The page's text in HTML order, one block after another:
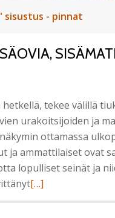
sisustus - pinnat
tekee välillä
urakoitsijoiden ja
ottamassa
ja ammattilaiset ovat
lopulliset seinät ja
Read
[…]